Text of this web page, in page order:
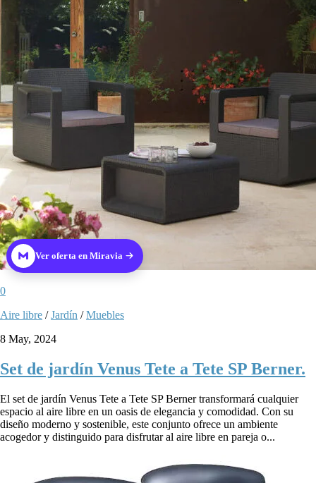
Ver oferta en Miravia
0
Aire libre /Jardín /Muebles
8 May, 2024
Set de jardín Venus Tete a Tete SP Berner.
El set de jardín Venus Tete a Tete SP Berner transformará cualquier
espacio al aire libre en un oasis de elegancia y comodidad. Con su
diseño moderno y sostenible, este conjunto ofrece un ambiente
acogedor y distinguido para disfrutar al aire libre en pareja o...